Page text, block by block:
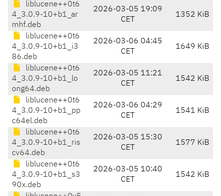
liblucene++0t6
4_3.0.9-10+b1_ar
mhf.deb
2026-03-05 19:09
CET
1352 KiB
liblucene++0t6
4_3.0.9-10+b1_i3
86.deb
2026-03-06 04:45
CET
1649 KiB
liblucene++0t6
4_3.0.9-10+b1_lo
ong64.deb
2026-03-05 11:21
CET
1542 KiB
liblucene++0t6
4_3.0.9-10+b1_pp
c64el.deb
2026-03-06 04:29
CET
1541 KiB
liblucene++0t6
4_3.0.9-10+b1_ris
cv64.deb
2026-03-05 15:30
CET
1577 KiB
liblucene++0t6
4_3.0.9-10+b1_s3
90x.deb
2026-03-05 10:40
CET
1542 KiB